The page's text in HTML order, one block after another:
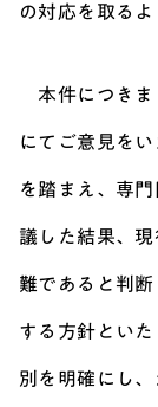
の対応を取るよ
本件につきま
にてご意見を
を踏まえ、専
議した結果、
難であると判
する方針とい
別を明確にし